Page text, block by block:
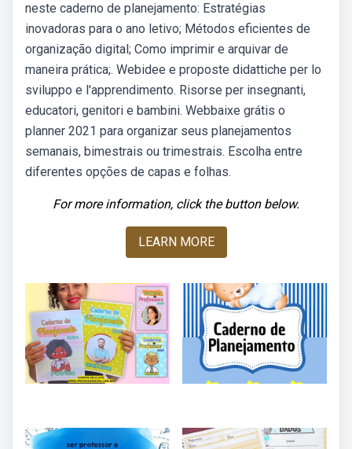
neste caderno de planejamento: Estratégias
inovadoras para o ano letivo; Métodos eficientes de
organização digital; Como imprimir e arquivar de
maneira prática;. Webidee e proposte didattiche per lo
sviluppo e l'apprendimento. Risorse per insegnanti,
educatori, genitori e bambini. Webbaixe grátis o
planner 2021 para organizar seus planejamentos
semanais, bimestrais ou trimestrais. Escolha entre
diferentes opções de capas e folhas.
For more information, click the button below.
LEARN MORE